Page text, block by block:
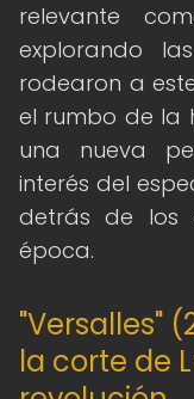
relevante
explorando
rodearon a
el rumbo de la
una nueva
interés del
detrás de los
época.
"Versalles"
la corte de